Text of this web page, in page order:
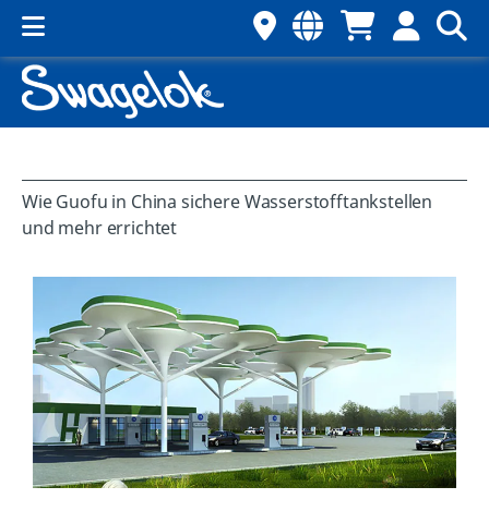
Wie Guofu in China sichere Wasserstofftankstellen
und mehr errichtet